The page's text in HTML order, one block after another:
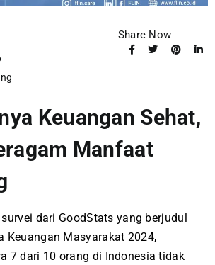
Share Now
Keuangan Sehat,
Manfaat
dari GoodStats yang berjudul
Keuangan Masyarakat 2024,
7 dari 10 orang di Indonesia tidak